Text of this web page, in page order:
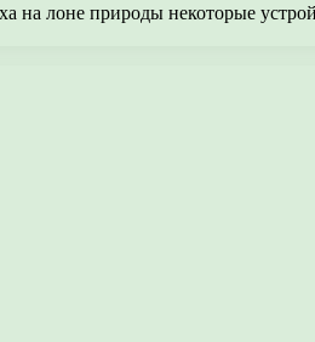
на лоне природы некоторые